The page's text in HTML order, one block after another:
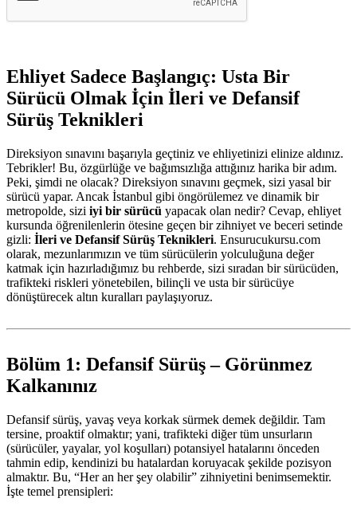
Ehliyet Sadece Başlangıç: Usta Bir
Sürücü Olmak İçin İleri ve Defansif
Sürüş Teknikleri
Direksiyon sınavını başarıyla geçtiniz ve ehliyetinizi elinize aldınız.
Tebrikler! Bu, özgürlüğe ve bağımsızlığa attığınız harika bir adım.
Peki, şimdi ne olacak? Direksiyon sınavını geçmek, sizi yasal bir
sürücü yapar. Ancak İstanbul gibi öngörülemez ve dinamik bir
metropolde, sizi iyi bir sürücü yapacak olan nedir? Cevap, ehliyet
kursunda öğrenilenlerin ötesine geçen bir zihniyet ve beceri setinde
gizli: İleri ve Defansif Sürüş Teknikleri. Ensurucukursu.com
olarak, mezunlarımızın ve tüm sürücülerin yolculuğuna değer
katmak için hazırladığımız bu rehberde, sizi sıradan bir sürücüden,
trafikteki riskleri yönetebilen, bilinçli ve usta bir sürücüye
dönüştürecek altın kuralları paylaşıyoruz.
Bölüm 1: Defansif Sürüş – Görünmez
Kalkanınız
Defansif sürüş, yavaş veya korkak sürmek demek değildir. Tam
tersine, proaktif olmaktır; yani, trafikteki diğer tüm unsurların
(sürücüler, yayalar, yol koşulları) potansiyel hatalarını önceden
tahmin edip, kendinizi bu hatalardan koruyacak şekilde pozisyon
almaktır. Bu, “Her an her şey olabilir” zihniyetini benimsemektir.
İşte temel prensipleri: